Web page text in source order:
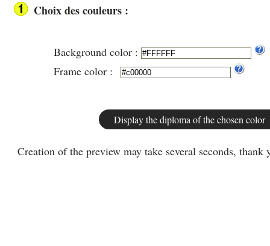
Choix des couleurs :
Background color :
Frame color :
Creation of the preview may take several seconds, thank